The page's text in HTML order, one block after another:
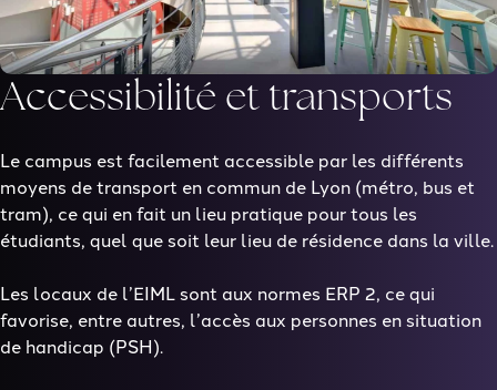
Accessibilité et transports
Le campus est facilement accessible par les différents
moyens de transport en commun de Lyon (métro, bus et
tram), ce qui en fait un lieu pratique pour tous les
étudiants, quel que soit leur lieu de résidence dans la ville.
Les locaux de l’EIML sont aux normes ERP 2, ce qui
favorise, entre autres, l’accès aux personnes en situation
de handicap (PSH).